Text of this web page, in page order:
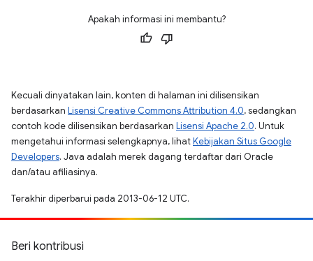
Apakah informasi ini membantu?
Kecuali dinyatakan lain, konten di halaman ini dilisensikan
berdasarkan Lisensi Creative Commons Attribution 4.0, sedangkan
contoh kode dilisensikan berdasarkan Lisensi Apache 2.0. Untuk
mengetahui informasi selengkapnya, lihatKebijakan Situs Google
Developers. Java adalah merek dagang terdaftar dari Oracle
dan/atau afiliasinya.
Terakhir diperbarui pada 2013-06-12 UTC.
Beri kontribusi